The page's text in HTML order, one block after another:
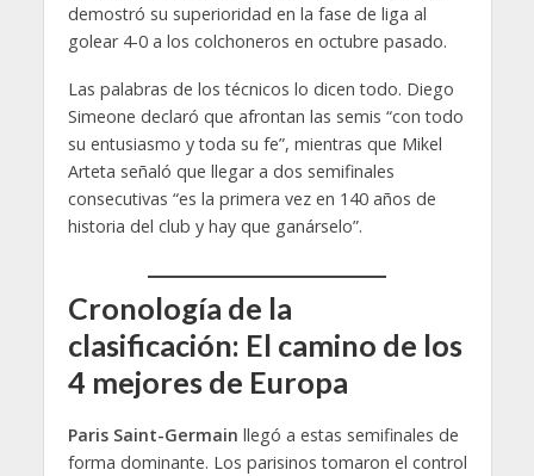
demostró su superioridad en la fase de liga al
golear 4-0 a los colchoneros en octubre pasado.
Las palabras de los técnicos lo dicen todo. Diego
Simeone declaró que afrontan las semis “con todo
su entusiasmo y toda su fe”, mientras que Mikel
Arteta señaló que llegar a dos semifinales
consecutivas “es la primera vez en 140 años de
historia del club y hay que ganárselo”.
Cronología de la
clasificación: El camino de los
4 mejores de Europa
Paris Saint-Germain llegó a estas semifinales de
forma dominante. Los parisinos tomaron el control